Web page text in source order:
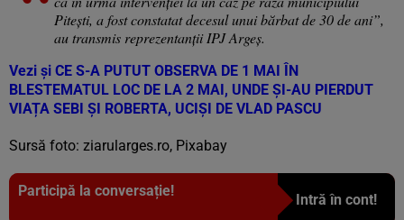
Pitești, a fost constatat decesul unui bărbat de 30 de ani”,
au transmis reprezentanţii IPJ Argeş.
Vezi și CE S-A PUTUT OBSERVA DE 1 MAI ÎN
BLESTEMATUL LOC DE LA 2 MAI, UNDE ȘI-AU PIERDUT
VIAȚA SEBI ȘI ROBERTA, UCIȘI DE VLAD PASCU
Sursă foto: ziarularges.ro, Pixabay
Participă la conversație!
Intră în cont!